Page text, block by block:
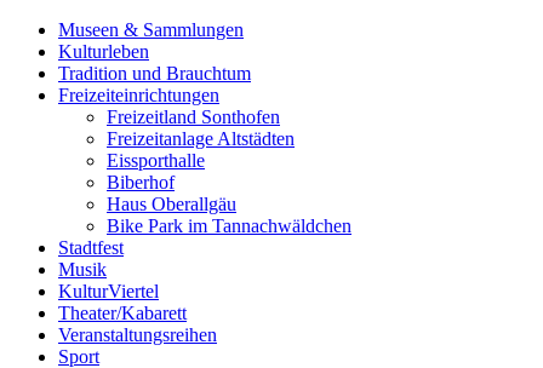
Museen & Sammlungen
Kulturleben
Tradition und Brauchtum
Freizeiteinrichtungen
Freizeitland Sonthofen
Freizeitanlage Altstädten
Eissporthalle
Biberhof
Haus Oberallgäu
Bike Park im Tannachwäldchen
Stadtfest
Musik
KulturViertel
Theater/Kabarett
Veranstaltungsreihen
Sport